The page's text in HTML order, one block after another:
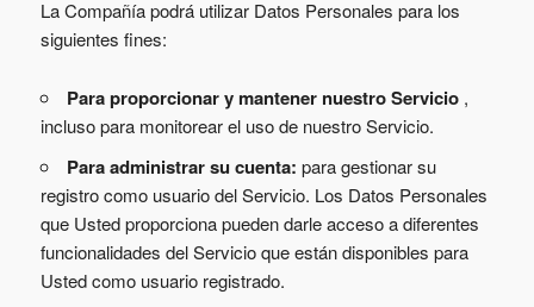
La Compañía podrá utilizar Datos Personales para los
siguientes fines:
Para proporcionar y mantener nuestro Servicio ,
incluso para monitorear el uso de nuestro Servicio.
Para administrar su cuenta: para gestionar su
registro como usuario del Servicio. Los Datos Personales
que Usted proporciona pueden darle acceso a diferentes
funcionalidades del Servicio que están disponibles para
Usted como usuario registrado.